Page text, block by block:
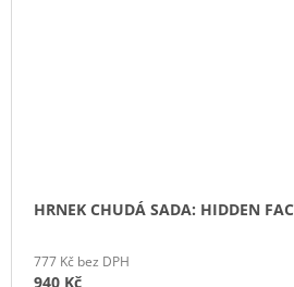
HRNEK CHUDÁ SADA: HIDDEN
777 Kč bez DPH
940 Kč